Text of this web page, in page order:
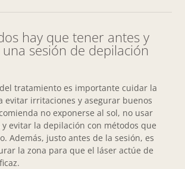
hay que tener antes y
sesión de depilación
tratamiento es importante cuidar la
evitar irritaciones y asegurar buenos
no exponerse al sol, no usar
evitar la depilación con métodos que
Además, justo antes de la sesión, es
la zona para que el láser actúe de